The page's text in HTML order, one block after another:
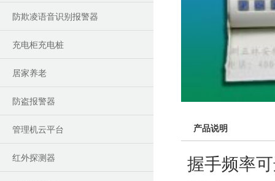
防欺凌语音识别报警器
充电柜充电桩
居家养老
防盗报警器
管理机云平台
红外探测器
产品说明
握手频率